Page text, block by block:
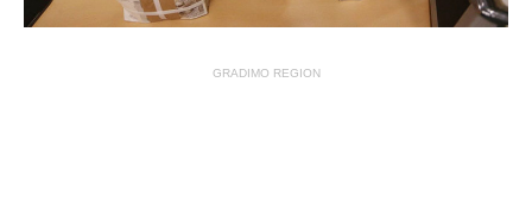
GRADIMO REGION